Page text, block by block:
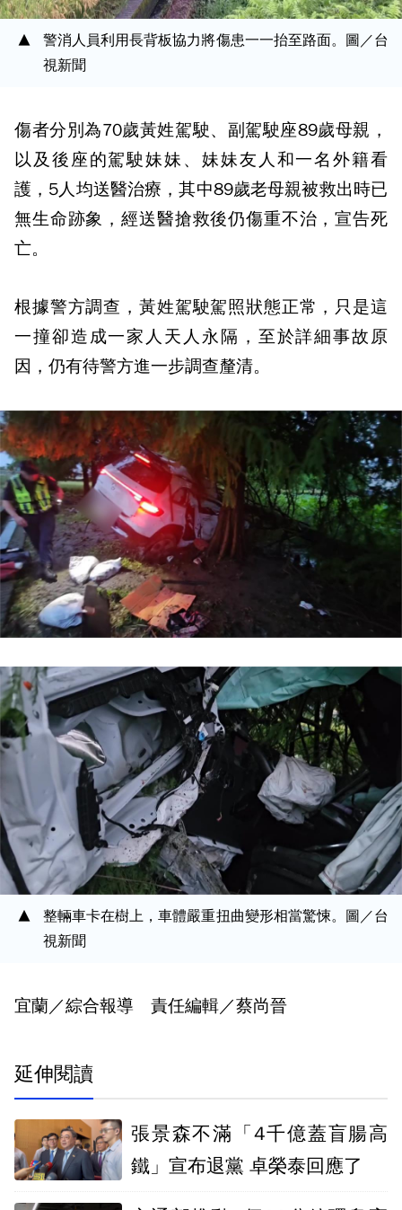
警消人員利用長背板協力將傷患一一抬至路面。圖／台
視新聞
傷者分別為70歲黃姓駕駛、副駕駛座89歲母親，
以及後座的駕駛妹妹、妹妹友人和一名外籍看
護，5人均送醫治療，其中89歲老母親被救出時已
無生命跡象，經送醫搶救後仍傷重不治，宣告死
亡。
根據警方調查，黃姓駕駛駕照狀態正常，只是這
一撞卻造成一家人天人永隔，至於詳細事故原
因，仍有待警方進一步調查釐清。
整輛車卡在樹上，車體嚴重扭曲變形相當驚悚。圖／台
視新聞
宜蘭／綜合報導 責任編輯／蔡尚晉
延伸閱讀
張景森不滿「4千億蓋盲腸高
鐵」宣布退黨 卓榮泰回應了